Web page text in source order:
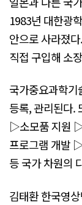
1983년 대한광
안으로 사라졌
직접 구입해 소
국가중요과학기
등록, 관리된다
▷소모품 지원
프로그램 개발
등 국가 차원의
김태환 한국영